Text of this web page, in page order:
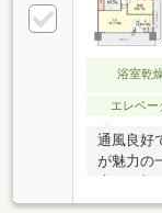
浴室乾
エレベー
通風良好
が魅力の
広さに加
収納付き